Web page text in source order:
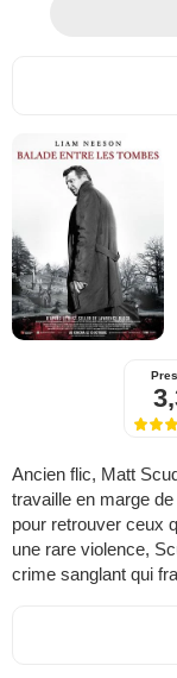
Ancien flic, Matt
travaille en marge
pour retrouver ceux
une rare violence,
crime sanglant qui